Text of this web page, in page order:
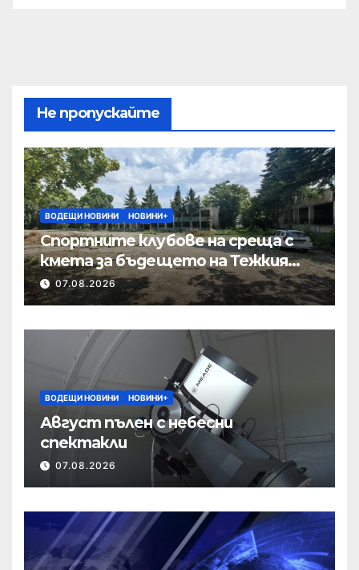
Не пропускайте
ВОДЕЩИ НОВИНИ НОВИНИ+
Спортните клубове на среща с
кмета за бъдещето на Тежкия
полк
07.08.2026
ВОДЕЩИ НОВИНИ НОВИНИ+
Август пълен с небесни
спектакли
07.08.2026